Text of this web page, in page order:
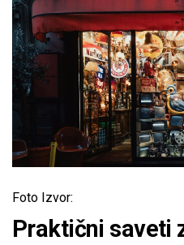
Foto Izvor:
Praktični saveti